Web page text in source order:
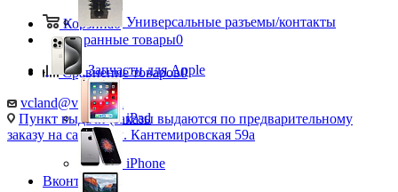
Корзина0
Избранные товары0
Сравнение товаров0
vcland@vcland.ru
Пункт выдачи (заказы выдаются по предварительному
заказу на сайте), ул. Кантемировская 59а
Вконтакте
Универсальные разъемы/контакты
Запчасти для Apple
iPad
iPhone